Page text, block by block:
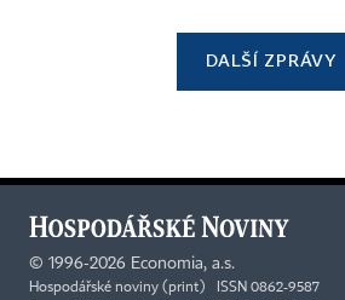
DALŠÍ ZPRÁVY
© 1996-2026 Economia, a.s.
Hospodářské noviny (print) ISSN 0862-9587